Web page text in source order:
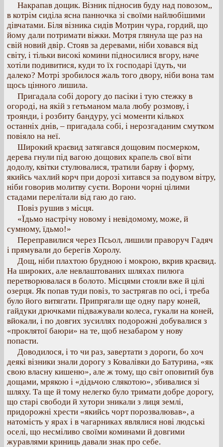
Накрапав дощик. Візник підносив буду над повозом,,
в котрім сиділа ясна панночка зі своїми найлюбішими
дівчатами. Біля візника сидів Мотрин чура, гордий, що
йому дали потримати віжки. Мотря глянула ще раз на
свій новий двір. Стояв за деревами, ніби ховався від
світу, і тільки високі комини підносилися вгору, наче
хотіли подивитися, куди то їх господарі їдуть, чи
далеко? Мотрі зробилося жаль того двору, ніби вона там
щось цінного лишила.
Пригадала собі дорогу до пасіки і тую стежку в
огороді, на якій з гетьманом мала любу розмову, і
троянди, і розбиту бандуру, усі моменти кількох
останніх днів, – пригадала собі, і нерозгаданим смутком
повіяло на неї.
Широкий краєвид затягався дощовим посмерком,
дерева гнули під вагою дощових крапель свої віти
додолу, квітки стулювалися, тратили барву і форму,
якийсь чахлий корч при дорозі хитався за подувом вітру,
ніби говорив молитву суєти. Ворони чорні цілими
стадами перелітали від гаю до гаю.
Повіз рушив з місця.
«Їдьмо настрічу новому і невідомому, може, й
сумному, їдьмо!»
Переправилися через Псьол, лишили праворуч Гадяч
і прямували до берегів Хоролу.
Дощ, ніби плахтою брудною і мокрою, вкрив краєвид.
На широких, але невлаштованих шляхах пилюга
перетворювалася в болото. Місцями стояли вже й цілі
озерця. Як попав туди повіз, то застрягав по осі, і треба
було його витягати. Припрягали ще одну пару коней,
гайдуки дрючками підважували колеса, гукали на коней,
вйокали, і по довгих зусиллях подорожні добувалися з
«проклятої баюри» на те, щоб незабаром у нову
попасти.
Доводилося, і то чи раз, завертати з дороги, бо хоч
деякі візники знали дорогу з Ковалівки до Батурина, «як
свою власну кишеню», але ж тому, що світ оповитий був
дощами, мрякою і «дідьчою слякотою», збивалися зі
шляху. Та ще й тому нелегко було тримати добре дорогу,
що старі свободи й хутори зникали з лиця землі,
придорожні хрести «якийсь чорт порозвалював», а
натомість у ярах і в чагарниках являлися нові людські
оселі, що несміливо своїми коминами й довгими
журавлями криниць давали знак про себе.